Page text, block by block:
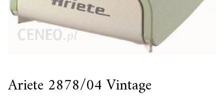
Ariete 2878/04 Vintage